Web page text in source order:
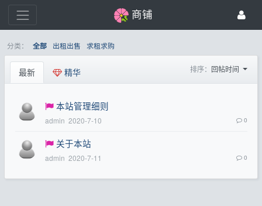
商铺
分类： 全部 出租出售 求租求购
最新 精华 排序： 回帖时间
本站管理细则
admin 2020-7-10 0
关于本站
admin 2020-7-11 0